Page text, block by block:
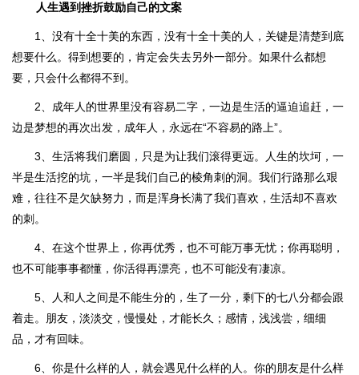
人生遇到挫折鼓励自己的文案
1、没有十全十美的东西，没有十全十美的人，关键是清楚到底
想要什么。得到想要的，肯定会失去另外一部分。如果什么都想
要，只会什么都得不到。
2、成年人的世界里没有容易二字，一边是生活的逼迫追赶，一
边是梦想的再次出发，成年人，永远在“不容易的路上”。
3、生活将我们磨圆，只是为让我们滚得更远。人生的坎坷，一
半是生活挖的坑，一半是我们自己的棱角刺的洞。我们行路那么艰
难，往往不是欠缺努力，而是浑身长满了我们喜欢，生活却不喜欢
的刺。
4、在这个世界上，你再优秀，也不可能万事无忧；你再聪明，
也不可能事事都懂，你活得再漂亮，也不可能没有凄凉。
5、人和人之间是不能生分的，生了一分，剩下的七八分都会跟
着走。朋友，淡淡交，慢慢处，才能长久；感情，浅浅尝，细细
品，才有回味。
6、你是什么样的人，就会遇见什么样的人。你的朋友是什么样